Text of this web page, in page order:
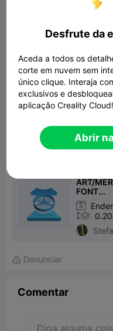
MERCEDES
Imprimir Arquivo：
ART/
FONT...


 Denunciar
Comentar
Desfrute da
Aceda a todos os
corte em nuvem sem
único clique. Interaja
exclusivos e
aplicação Creality Cloud!
Abrir